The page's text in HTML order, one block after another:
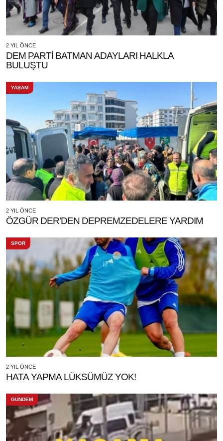
2 YIL ÖNCE
DEM PARTİ BATMAN ADAYLARI HALKLA
BULUŞTU
YAŞAM
2 YIL ÖNCE
ÖZGÜR DER’DEN DEPREMZEDELERE YARDIM
SPOR
2 YIL ÖNCE
HATA YAPMA LÜKSÜMÜZ YOK!
GÜNDEM